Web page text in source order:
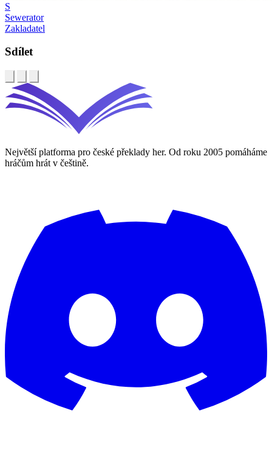
S
Sewerator
Zakladatel
Sdílet
Největší platforma pro české překlady her. Od roku 2005 pomáháme
hráčům hrát v češtině.